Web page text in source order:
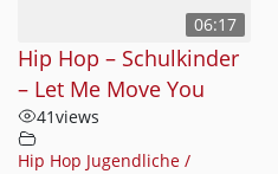
06:17
Hip Hop – Schulkinder
– Let Me Move You
41views
Hip Hop Jugendliche /